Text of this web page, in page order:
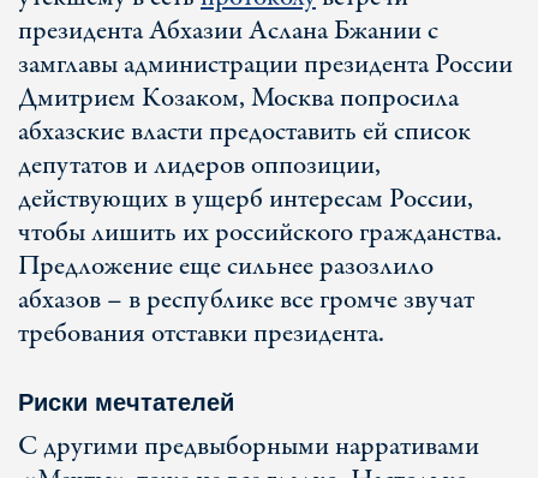
президента Абхазии Аслана Бжании с
замглавы администрации президента России
Дмитрием Козаком, Москва попросила
абхазские власти предоставить ей список
депутатов и лидеров оппозиции,
действующих в ущерб интересам России,
чтобы лишить их российского гражданства.
Предложение еще сильнее разозлило
абхазов – в республике все громче звучат
требования отставки президента.
Риски мечтателей
С другими предвыборными нарративами